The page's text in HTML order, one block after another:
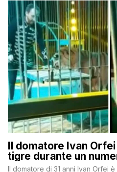
Il domatore Ivan
tigre durante un
Il domatore di 31 anni Ivan Orfei